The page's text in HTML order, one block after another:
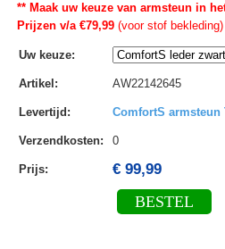
** Maak uw keuze van armsteun in
Prijzen v/a €79,99(voor stof bekleding)
Uw keuze:
Artikel : AW22142645
Levertijd : ComfortS armsteun
Verzendkosten: 0
Prijs: € 99,99
BESTEL